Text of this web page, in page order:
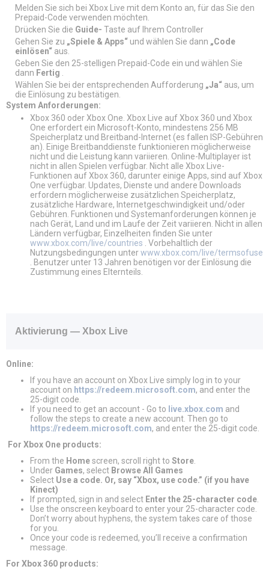
Melden Sie sich bei Xbox Live mit dem Konto an, für das Sie den
Prepaid-Code verwenden möchten.
Drücken Sie die Guide- Taste auf Ihrem Controller
Gehen Sie zu „Spiele & Apps“ und wählen Sie dann „Code
einlösen“ aus.
Geben Sie den 25-stelligen Prepaid-Code ein und wählen Sie
dann Fertig
Wählen Sie bei der entsprechenden Aufforderung „Ja“ aus, um
die Einlösung zu bestätigen.
System Anforderungen:
Xbox 360 oder Xbox One. Xbox Live auf Xbox 360 und Xbox
One erfordert ein Microsoft-Konto, mindestens 256 MB
Speicherplatz und Breitband-Internet (es fallen ISP-Gebühren
an). Einige Breitbanddienste funktionieren möglicherweise
nicht und die Leistung kann variieren. Online-Multiplayer ist
nicht in allen Spielen verfügbar. Nicht alle Xbox Live-
Funktionen auf Xbox 360, darunter einige Apps, sind auf Xbox
One verfügbar. Updates, Dienste und andere Downloads
erfordern möglicherweise zusätzlichen Speicherplatz,
zusätzliche Hardware, Internetgeschwindigkeit und/oder
Gebühren. Funktionen und Systemanforderungen können je
nach Gerät, Land und im Laufe der Zeit variieren. Nicht in allen
Ländern verfügbar, Einzelheiten finden Sie unter
www.xbox.com/live/countries . Vorbehaltlich der
Nutzungsbedingungen unterwww.xbox.com/live/termsofuse
. Benutzer unter 13 Jahren benötigen vor der Einlösung die
Zustimmung eines Elternteils.
Aktivierung — Xbox Live
Online:
If you have an account on Xbox Live simply log in to your
account on https://redeem.microsoft.com, and enter the
25-digit code.
If you need to get an account - Go to live.xbox.com and
follow the steps to create a new account. Then go to
https://redeem.microsoft.com, and enter the 25-digit code.
For Xbox One products:
From the Homescreen, scroll right to Store
Under Games, select Browse All Games
Select Use a code. Or, say “Xbox, use code.” (if you have
Kinect)
If prompted, sign in and select Enter the 25-character code
Use the onscreen keyboard to enter your 25-character code.
Don’t worry about hyphens, the system takes care of those
for you.
Once your code is redeemed, you’ll receive a confirmation
message.
For Xbox 360 products: